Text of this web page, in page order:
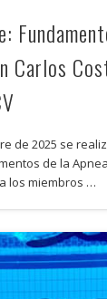
Carlos
de 2025 se
de la
los miembros …